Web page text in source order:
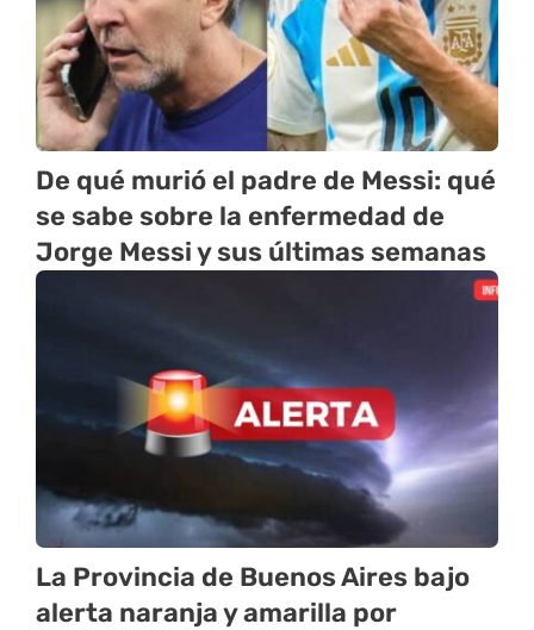
De qué murió el padre de Messi: qué
se sabe sobre la enfermedad de
Jorge Messi y sus últimas semanas
La Provincia de Buenos Aires bajo
alerta naranja y amarilla por